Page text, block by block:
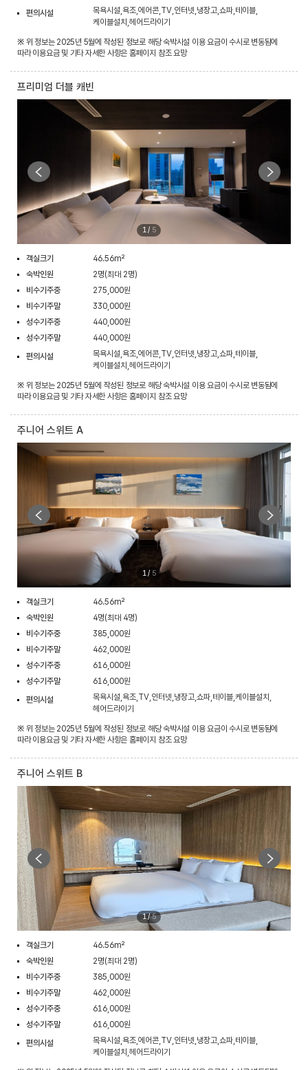
편의시설
목욕시설,욕조,에어콘,TV,인터넷,냉장고,쇼파,테이블,
케이블설치,헤어드라이기
※ 위 정보는 2025년 5월에 작성된 정보로 해당 숙박시설 이용 요금이 수시로 변동됨에
따라 이용요금 및 기타 자세한 사항은 홈페이지 참조 요망
프리미엄 더블 캐빈
1/ 5
객실크기
46.56m²
숙박인원
2명(최대 2명)
비수기주중
275,000원
비수기주말
330,000원
성수기주중
440,000원
성수기주말
440,000원
편의시설
목욕시설,욕조,에어콘,TV,인터넷,냉장고,쇼파,테이블,
케이블설치,헤어드라이기
※ 위 정보는 2025년 5월에 작성된 정보로 해당 숙박시설 이용 요금이 수시로 변동됨에
따라 이용요금 및 기타 자세한 사항은 홈페이지 참조 요망
주니어 스위트 A
1/ 5
객실크기
46.56m²
숙박인원
4명(최대 4명)
비수기주중
385,000원
비수기주말
462,000원
성수기주중
616,000원
성수기주말
616,000원
편의시설
목욕시설,욕조,TV,인터넷,냉장고,쇼파,테이블,케이블설치,
헤어드라이기
※ 위 정보는 2025년 5월에 작성된 정보로 해당 숙박시설 이용 요금이 수시로 변동됨에
따라 이용요금 및 기타 자세한 사항은 홈페이지 참조 요망
주니어 스위트 B
1/5
객실크기
46.56m²
숙박인원
2명(최대 2명)
비수기주중
385,000원
비수기주말
462,000원
성수기주중
616,000원
성수기주말
616,000원
편의시설
목욕시설,욕조,에어콘,TV,인터넷,냉장고,쇼파,테이블,
케이블설치,헤어드라이기